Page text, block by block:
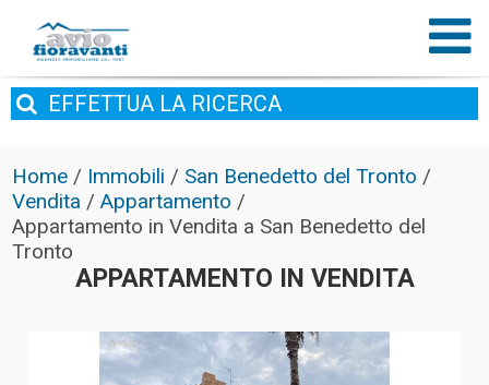
EFFETTUA LA RICERCA
Home / Immobili / San Benedetto del Tronto /
Vendita /Appartamento /
Appartamento in Vendita a San Benedetto del
Tronto
APPARTAMENTO IN VENDITA